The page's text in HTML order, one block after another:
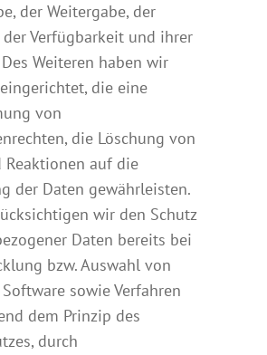
der Weitergabe, der
Verfügbarkeit und ihrer
Weiteren haben wir
die eine
von
die Löschung von
Reaktionen auf die
der Daten gewährleisten.
wir den Schutz
Daten bereits bei
bzw. Auswahl von
sowie Verfahren
dem Prinzip des
durch